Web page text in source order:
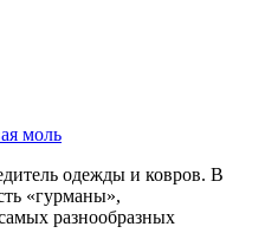
моль
одежды и ковров. В
«гурманы»,
разнообразных